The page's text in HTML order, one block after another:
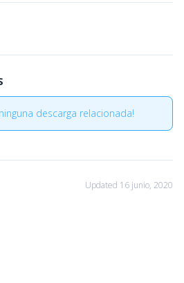
descarga relacionada!
Updated 16 junio, 2020